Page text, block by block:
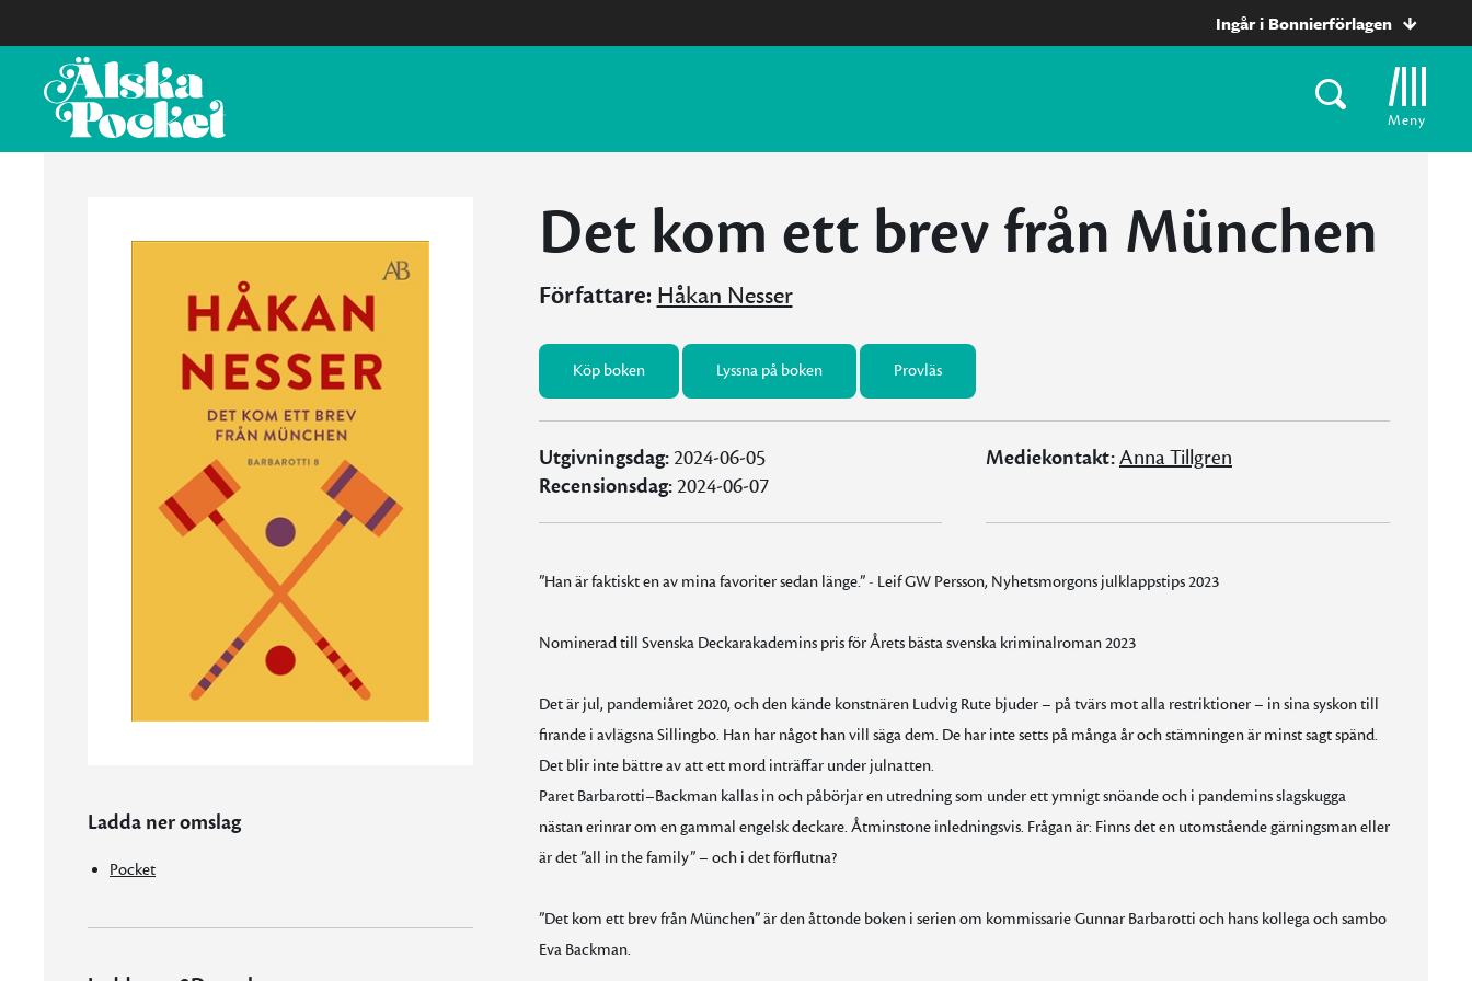
Ingår i Bonnierförlagen
Meny
Ladda ner omslag
Pocket
Det kom ett brev från München
Författare: Håkan Nesser
Köp boken Lyssna på boken Provläs
Utgivningsdag:2024-06-05
Recensionsdag:2024-06-07
Mediekontakt:Anna Tillgren
”Han är faktiskt en av mina favoriter sedan länge.” - Leif GW Persson, Nyhetsmorgons julklappstips 2023
Nominerad till Svenska Deckarakademins pris för Årets bästa svenska kriminalroman 2023
Det är jul, pandemiåret 2020, och den kände konstnären Ludvig Rute bjuder – på tvärs mot alla restriktioner – in sina syskon till
firande i avlägsna Sillingbo. Han har något han vill säga dem. De har inte setts på många år och stämningen är minst sagt spänd.
Det blir inte bättre av att ett mord inträffar under julnatten.
Paret Barbarotti–Backman kallas in och påbörjar en utredning som under ett ymnigt snöande och i pandemins slagskugga
nästan erinrar om en gammal engelsk deckare. Åtminstone inledningsvis. Frågan är: Finns det en utomstående gärningsman eller
är det ”all in the family” – och i det förflutna?
”Det kom ett brev från München” är den åttonde boken i serien om kommissarie Gunnar Barbarotti och hans kollega och sambo
Eva Backman.